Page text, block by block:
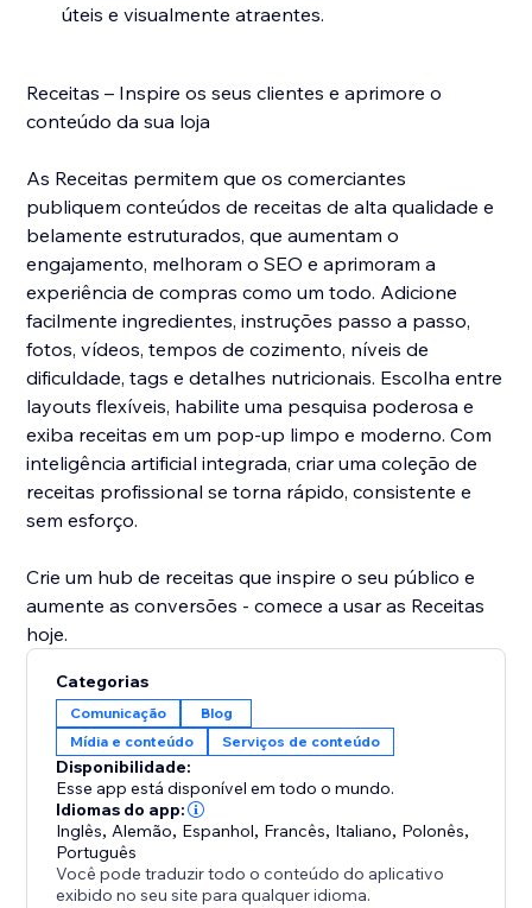
úteis e visualmente atraentes.
Receitas – Inspire os seus clientes e aprimore o
conteúdo da sua loja
As Receitas permitem que os comerciantes
publiquem conteúdos de receitas de alta qualidade e
belamente estruturados, que aumentam o
engajamento, melhoram o SEO e aprimoram a
experiência de compras como um todo. Adicione
facilmente ingredientes, instruções passo a passo,
fotos, vídeos, tempos de cozimento, níveis de
dificuldade, tags e detalhes nutricionais. Escolha entre
layouts flexíveis, habilite uma pesquisa poderosa e
exiba receitas em um pop-up limpo e moderno. Com
inteligência artificial integrada, criar uma coleção de
receitas profissional se torna rápido, consistente e
sem esforço.
Crie um hub de receitas que inspire o seu público e
aumente as conversões - comece a usar as Receitas
hoje.
Categorias
Comunicação
Blog
Mídia e conteúdo
Serviços de conteúdo
Disponibilidade:
Esse app está disponível em todo o mundo.
Idiomas do app:
Inglês, Alemão, Espanhol, Francês, Italiano, Polonês,
Português
Você pode traduzir todo o conteúdo do aplicativo
exibido no seu site para qualquer idioma.